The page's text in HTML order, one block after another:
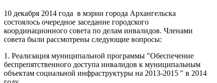
10 декабря 2014 года в мэрии города Архангельска
состоялось очередное заседание городского
координационного совета по делам инвалидов. Членами
совета были рассмотрены следующие вопросы:
1. Реализация муниципальной программы "Обеспечение
беспрепятственного доступа инвалидов к муниципальным
объектам социальной инфраструктуры на 2013-2015 " в 2014